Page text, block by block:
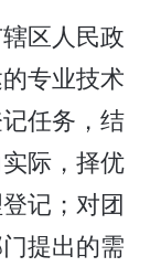
区人民政
专业技术
任务，结
际，择优
记；对团
提出的需